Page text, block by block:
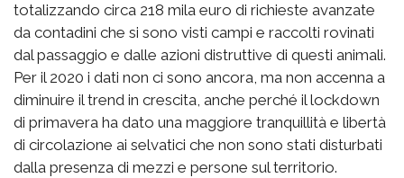
totalizzando circa 218 mila euro di richieste avanzate
da contadini che si sono visti campi e raccolti rovinati
dal passaggio e dalle azioni distruttive di questi animali.
Per il 2020 i dati non ci sono ancora, ma non accenna a
diminuire il trend in crescita, anche perché il lockdown
di primavera ha dato una maggiore tranquillità e libertà
di circolazione ai selvatici che non sono stati disturbati
dalla presenza di mezzi e persone sul territorio.